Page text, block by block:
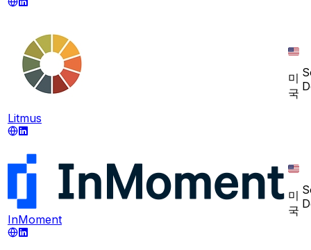
Litmus
미
국
InMoment
미
국